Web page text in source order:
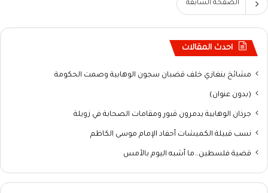
الصفحة السابقة
احدث المقالات
مشائخ بنغازي خلف قضبان سجون الوهابية وصمت الحكومة
(بدون عنوان)
جرذان الوهابية يدمرون قبور ومقامات الصحابة في زويلة
نسب قبيلة الكميشات أحفاد الإمام موسى الكاظم
قضية فلسطين…ما أشبه اليوم بالأمس